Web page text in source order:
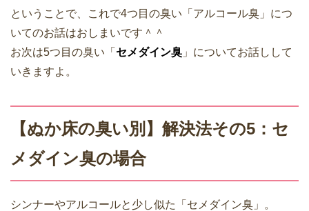
ということで、これで4つ目の臭い「アルコール臭」につ
いてのお話はおしまいです＾＾
お次は5つ目の臭い「 セメダイン臭 」についてお話しして
いきますよ。
【ぬか床の臭い別】解決法その5：セ
メダイン臭の場合
シンナーやアルコールと少し似た「セメダイン臭」。